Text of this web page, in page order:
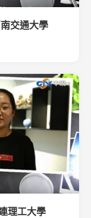
交通大學
理工大學